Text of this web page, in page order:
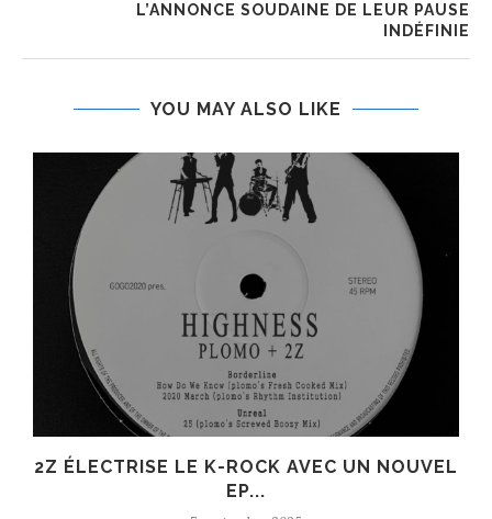
L’ANNONCE SOUDAINE DE LEUR PAUSE
INDÉFINIE
YOU MAY ALSO LIKE
2Z ÉLECTRISE LE K-ROCK AVEC UN NOUVEL
EP...